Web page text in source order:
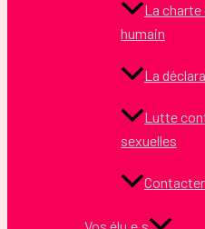
La
humain
La
Lutte
sexuelles
Contacter